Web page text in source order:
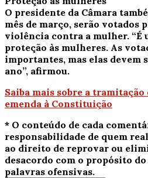
O presidente da Câmara
mês de março, serão votados
violência contra a mulher. “É
proteção às mulheres. As
importantes, mas elas devem
ano”, afirmou.
Saiba mais sobre a tramitação
emenda à Constituição
* O conteúdo de cada
responsabilidade de quem
ao direito de reprovar ou
desacordo com o propósito
palavras ofensivas.